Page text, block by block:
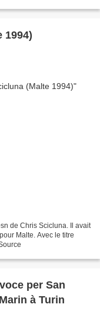
1994)
de Chris Scicluna. Il avait
Malte. Avec le titre
per San
à Turin